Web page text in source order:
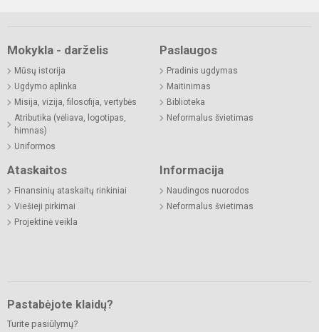
Mokykla - darželis
Mūsų istorija
Ugdymo aplinka
Misija, vizija, filosofija, vertybės
Atributika (vėliava, logotipas,
himnas)
Uniformos
Paslaugos
Pradinis ugdymas
Maitinimas
Biblioteka
Neformalus švietimas
Ataskaitos
Finansinių ataskaitų rinkiniai
Viešieji pirkimai
Projektinė veikla
Informacija
Naudingos nuorodos
Neformalus švietimas
Pastabėjote klaidų?
Turite pasiūlymų?